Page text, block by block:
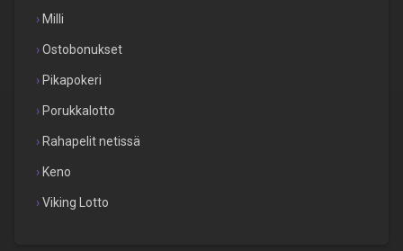
Milli
Ostobonukset
Pikapokeri
Porukkalotto
Rahapelit netissä
Keno
Viking Lotto